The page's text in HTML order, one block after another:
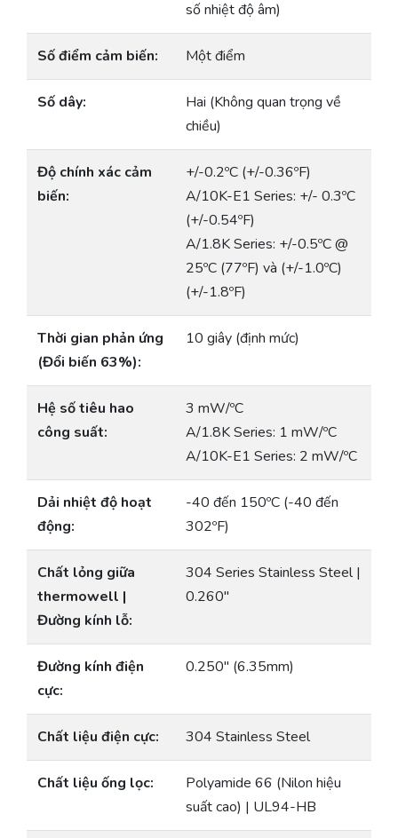
số nhiệt độ âm)
Số điểm cảm biến: Một điểm
Số dây:
Hai (Không quan trọng về
chiều)
Độ chính xác cảm
biến:
+/-0.2ºC (+/-0.36ºF)
A/10K-E1 Series: +/- 0.3ºC
(+/-0.54ºF)
A/1.8K Series: +/-0.5ºC @
25ºC (77ºF) và (+/-1.0ºC)
(+/-1.8ºF)
Thời gian phản ứng
(Đổi biến 63%):
10 giây (định mức)
Hệ số tiêu hao
công suất:
3 mW/ºC
A/1.8K Series: 1 mW/ºC
A/10K-E1 Series: 2 mW/ºC
Dải nhiệt độ hoạt
động:
-40 đến 150ºC (-40 đến
302ºF)
Chất lỏng giữa
thermowell |
Đường kính lỗ:
304 Series Stainless Steel |
0.260″
Đường kính điện
cực:
0.250″ (6.35mm)
Chất liệu điện cực: 304 Stainless Steel
Chất liệu ống lọc:
Polyamide 66 (Nilon hiệu
suất cao) | UL94-HB